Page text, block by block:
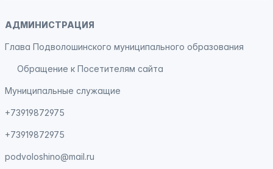
АДМИНИСТРАЦИЯ
Глава Подволошинского муниципального образования
Обращение к Посетителям сайта
Муниципальные служащие
+73919872975
+73919872975
podvoloshino@mail.ru